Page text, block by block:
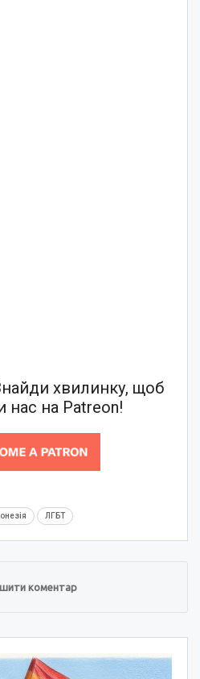
хвилинку, щоб
нас на Patreon!
ЛГБТ
коментар